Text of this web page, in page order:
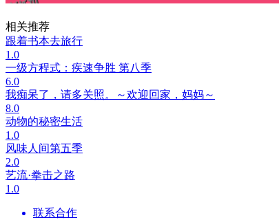
相关推荐
跟着书本去旅行
1.0
一级方程式：疾速争胜 第八季
6.0
我痴呆了，请多关照。～欢迎回家，妈妈～
8.0
动物的秘密生活
1.0
风味人间第五季
2.0
艺流·拳击之路
1.0
联系合作